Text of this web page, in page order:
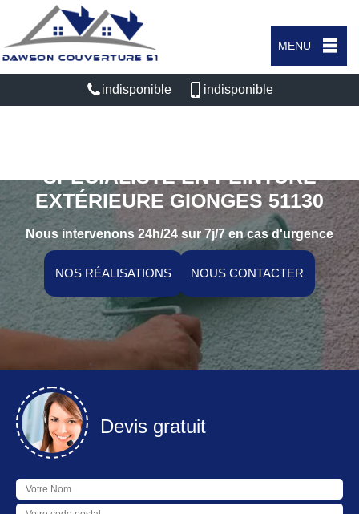
MENU
indisponible indisponible
SPÉCIALISTE EN PEINTURE
EXTÉRIEURE GIONGES 51130
Nous intervenons 24h/24 sur 7j/7 en cas d'urgence
NOS RÉALISATIONS NOUS CONTACTER
Devis gratuit